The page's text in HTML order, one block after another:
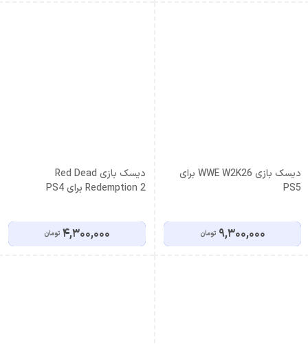
دیسک بازی WWE W2K26 برای
PS5
9,300,000 تومان
دیسک بازی Red Dead
Redemption 2 برای PS4
4,300,000 تومان